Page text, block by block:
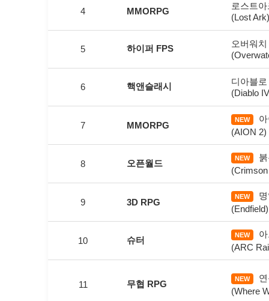
4 MMORPG
로스트
(Lost Ark)
5 하이퍼 FPS
오버워치
6 핵앤슬래시
디아블로
(Diablo
7 MMORPG
NEW
(AION 2)
8 오픈월드 NEW
9 3D RPG
NEW
(Endfield)
10 슈터 NEW
(ARC
11 무협 RPG NEW
(Where